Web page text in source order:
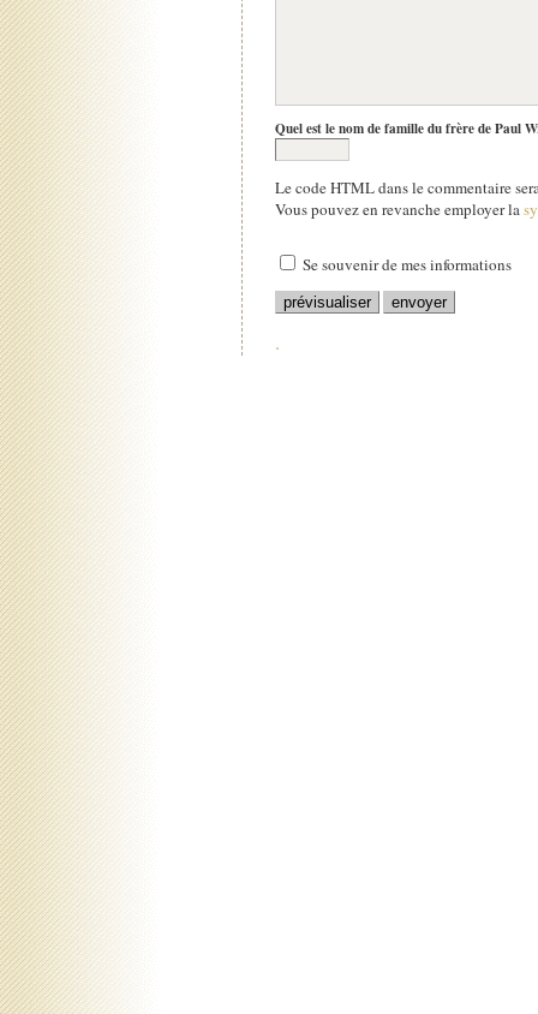
Quel est le nom de famille du frère de Paul
Le code HTML dans le commentaire
Vous pouvez en revanche employer la
Se souvenir de mes informations
.